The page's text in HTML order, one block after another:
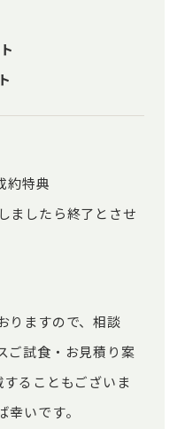
約特典
ましたら終了とさせ
りますので、相談
ご試食・お見積り案
ることもございま
いです。